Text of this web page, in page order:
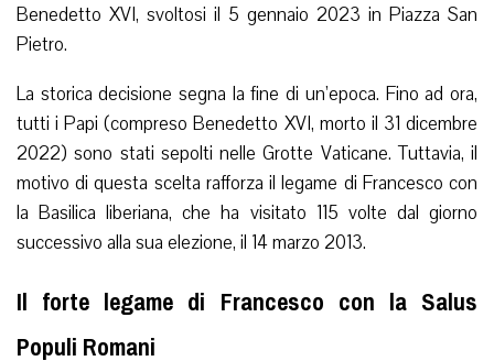
Benedetto XVI, svoltosi il 5 gennaio 2023 in Piazza San
Pietro.
La storica decisione segna la fine di un’epoca. Fino ad ora,
tutti i Papi (compreso Benedetto XVI, morto il 31 dicembre
2022) sono stati sepolti nelle Grotte Vaticane. Tuttavia, il
motivo di questa scelta rafforza il legame di Francesco con
la Basilica liberiana, che ha visitato 115 volte dal giorno
successivo alla sua elezione, il 14 marzo 2013.
Il forte legame di Francesco con la Salus
Populi Romani